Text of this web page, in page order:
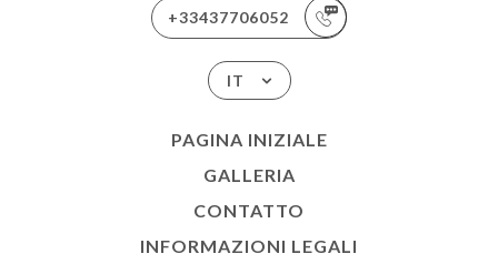
+33437706052
IT
PAGINA INIZIALE
GALLERIA
CONTATTO
INFORMAZIONI LEGALI